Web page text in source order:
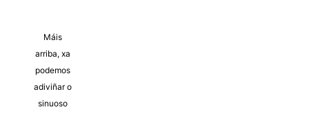
Máis
arriba, xa
podemos
adiviñar o
sinuoso